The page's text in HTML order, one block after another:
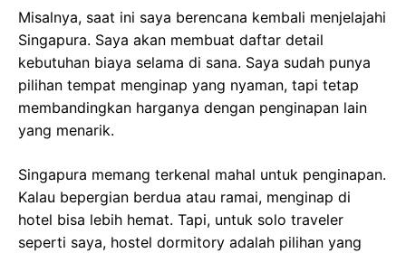
Misalnya, saat ini saya berencana kembali menjelajahi
Singapura. Saya akan membuat daftar detail
kebutuhan biaya selama di sana. Saya sudah punya
pilihan tempat menginap yang nyaman, tapi tetap
membandingkan harganya dengan penginapan lain
yang menarik.
Singapura memang terkenal mahal untuk penginapan.
Kalau bepergian berdua atau ramai, menginap di
hotel bisa lebih hemat. Tapi, untuk solo traveler
seperti saya, hostel dormitory adalah pilihan yang